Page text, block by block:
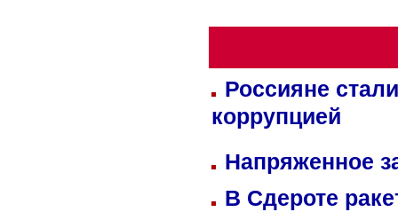
Россияне
коррупцией
Напряженное
В Сдероте